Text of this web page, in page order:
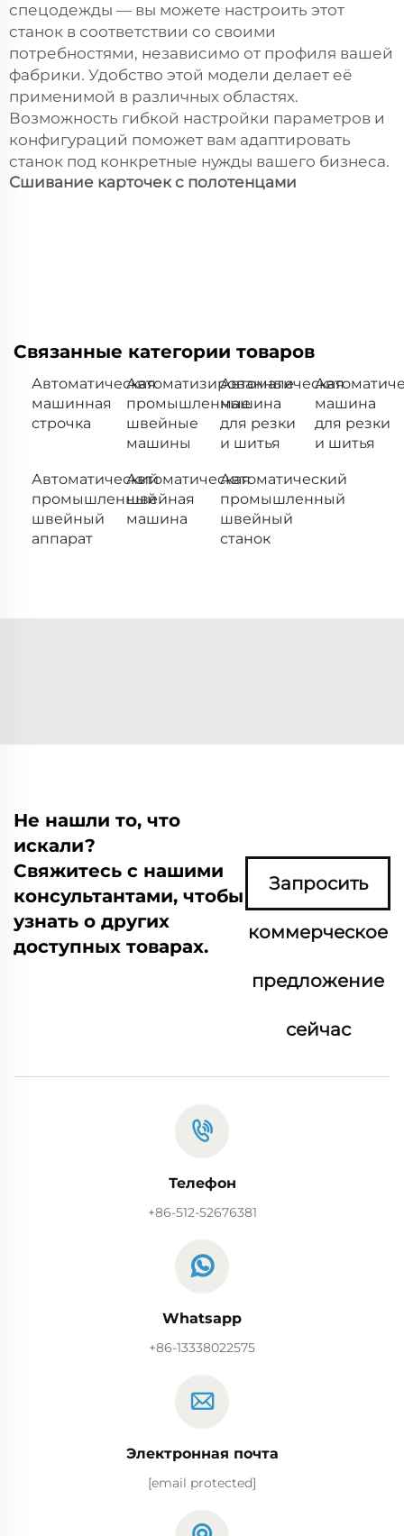
спецодежды — вы можете настроить этот
станок в соответствии со своими
потребностями, независимо от профиля вашей
фабрики. Удобство этой модели делает её
применимой в различных областях.
Возможность гибкой настройки параметров и
конфигураций поможет вам адаптировать
станок под конкретные нужды вашего бизнеса.
Сшивание карточек с полотенцами
Связанные категории товаров
Автоматическая
машинная
строчка
Автоматизированные
промышленные
швейные
машины
Автоматическая
машина
для резки
и шитья
машина
для резки
и шитья
Автоматический
промышленный
швейный
аппарат
Автоматическая
швейная
машина
Автоматический
промышленный
швейный
станок
Не нашли то, что
искали?
Свяжитесь с нашими
консультантами, чтобы
узнать о других
доступных товарах.
Запросить
коммерческое
предложение
сейчас
Телефон
+86-512-52676381
Whatsapp
+86-13338022575
Электронная почта
[email protected]